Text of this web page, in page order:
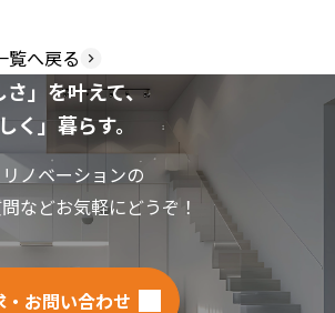
覧へ戻る
さ」を叶えて、
く」暮らす。
ノベーションの
などお気軽にどうぞ！
・お問い合わせ